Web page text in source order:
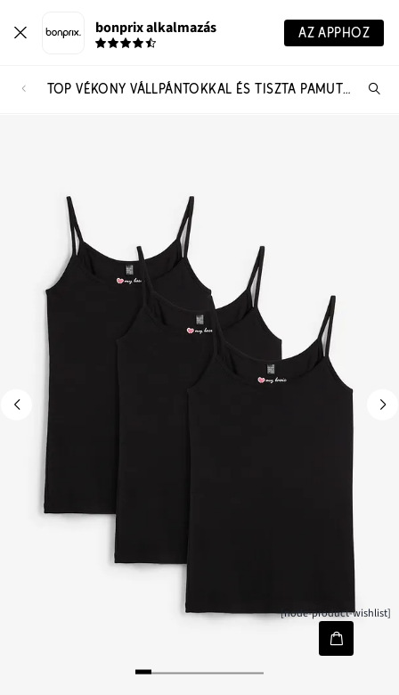
bonprix alkalmazás AZ APPHOZ
TOP VÉKONY VÁLLPÁNTOKKAL ÉS TISZTA PAMUTBÓL (3 DB-OS CSOMAG)
[node-product-wishlist]